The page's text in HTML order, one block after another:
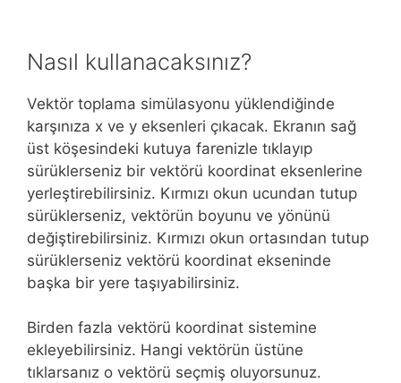
Nasıl kullanacaksınız?
Vektör toplama simülasyonu yüklendiğinde
karşınıza x ve y eksenleri çıkacak. Ekranın sağ
üst köşesindeki kutuya farenizle tıklayıp
sürüklerseniz bir vektörü koordinat eksenlerine
yerleştirebilirsiniz. Kırmızı okun ucundan tutup
sürüklerseniz, vektörün boyunu ve yönünü
değiştirebilirsiniz. Kırmızı okun ortasından tutup
sürüklerseniz vektörü koordinat ekseninde
başka bir yere taşıyabilirsiniz.
Birden fazla vektörü koordinat sistemine
ekleyebilirsiniz. Hangi vektörün üstüne
tıklarsanız o vektörü seçmiş oluyorsunuz.